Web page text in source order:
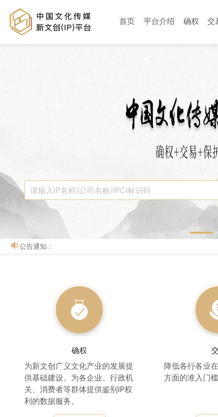
首页 平台介绍 确权 交
公告通知：
确权
为新文创广义文化产业的发展提
供基础建设。为各企业、行政机
关、消费者等群体提供鉴别IP权
利的数据服务。
降低各行各业
方面的准入门